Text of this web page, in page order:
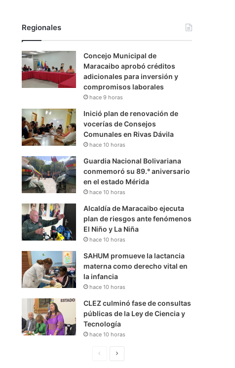
Regionales
Concejo Municipal de
Maracaibo aprobó créditos
adicionales para inversión y
compromisos laborales
hace 9 horas
Inició plan de renovación de
vocerías de Consejos
Comunales en Rivas Dávila
hace 10 horas
Guardia Nacional Bolivariana
conmemoró su 89.° aniversario
en el estado Mérida
hace 10 horas
Alcaldía de Maracaibo ejecuta
plan de riesgos ante fenómenos
El Niño y La Niña
hace 10 horas
SAHUM promueve la lactancia
materna como derecho vital en
la infancia
hace 10 horas
CLEZ culminó fase de consultas
públicas de la Ley de Ciencia y
Tecnología
hace 10 horas
S